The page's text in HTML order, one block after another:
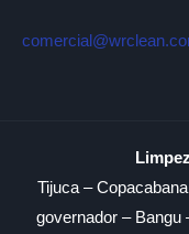
Tijuca –
governador – Bangu